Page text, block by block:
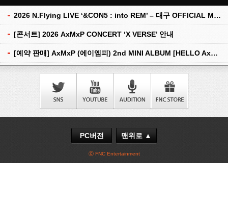
2026 N.Flying LIVE ‘&CON5 : into REM’ – 대구 OFFICIAL MD 현장 판매 안내
[콘서트] 2026 AxMxP CONCERT ‘X VERSE’ 안내
[예약 판매] AxMxP (에이엠피) 2nd MINI ALBUM [HELLO AxMxP] 예약 판매 안내
PC버전 맨위로 ▲
ⓒ FNC Entertainment